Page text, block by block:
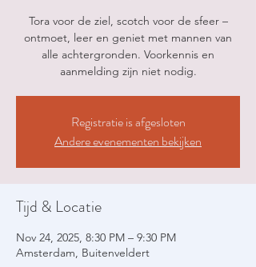
Tora voor de ziel, scotch voor de sfeer –
ontmoet, leer en geniet met mannen van
alle achtergronden. Voorkennis en
aanmelding zijn niet nodig.
Registratie is afgesloten
Andere evenementen bekijken
Tijd & Locatie
Nov 24, 2025, 8:30 PM – 9:30 PM
Amsterdam, Buitenveldert